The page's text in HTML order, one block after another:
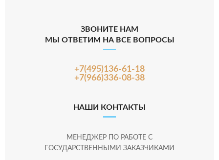
ЗВОНИТЕ НАМ
МЫ ОТВЕТИМ НА ВСЕ ВОПРОСЫ
+7(495)136-61-18
+7(966)336-08-38
НАШИ КОНТАКТЫ
МЕНЕДЖЕР ПО РАБОТЕ С
ГОСУДАРСТВЕННЫМИ ЗАКАЗЧИКАМИ